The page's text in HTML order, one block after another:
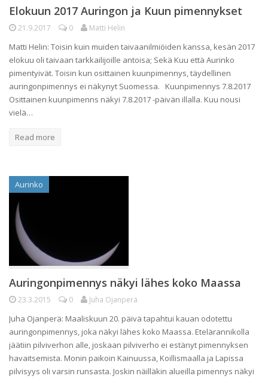
Elokuun 2017 Auringon ja Kuun pimennykset
21.9.2017 0 Matti Helin
Matti Helin: Toisin kuin muiden taivaanilmiöiden kanssa, kesän 2017
elokuu oli taivaan tarkkailijoille antoisa; Sekä Kuu että Aurinko
pimentyivät. Toisin kun osittainen kuunpimennys, täydellinen
auringonpimennys ei näkynyt Suomessa. Kuunpimennys 7.8.2017
Osittainen kuunpimenns näkyi 7.8.2017 -päivän illalla. Kuu nousi
vielä…
Read more
Aurinko
Auringonpimennys näkyi lähes koko Maassa
23.3.2015 0 Juha Ojanperä
Juha Ojanperä: Maaliskuun 20. päivä tapahtui kauan odotettu
auringonpimennys, joka näkyi lähes koko Maassa. Etelärannikolla
jäätiin pilviverhon alle, joskaan pilviverho ei estänyt pimennyksen
havaitsemista. Monin paikoin Kainuussa, Koillismaalla ja Lapissa
pilvisyys oli varsin runsasta. Joskin näilläkin alueilla pimennys näkyi